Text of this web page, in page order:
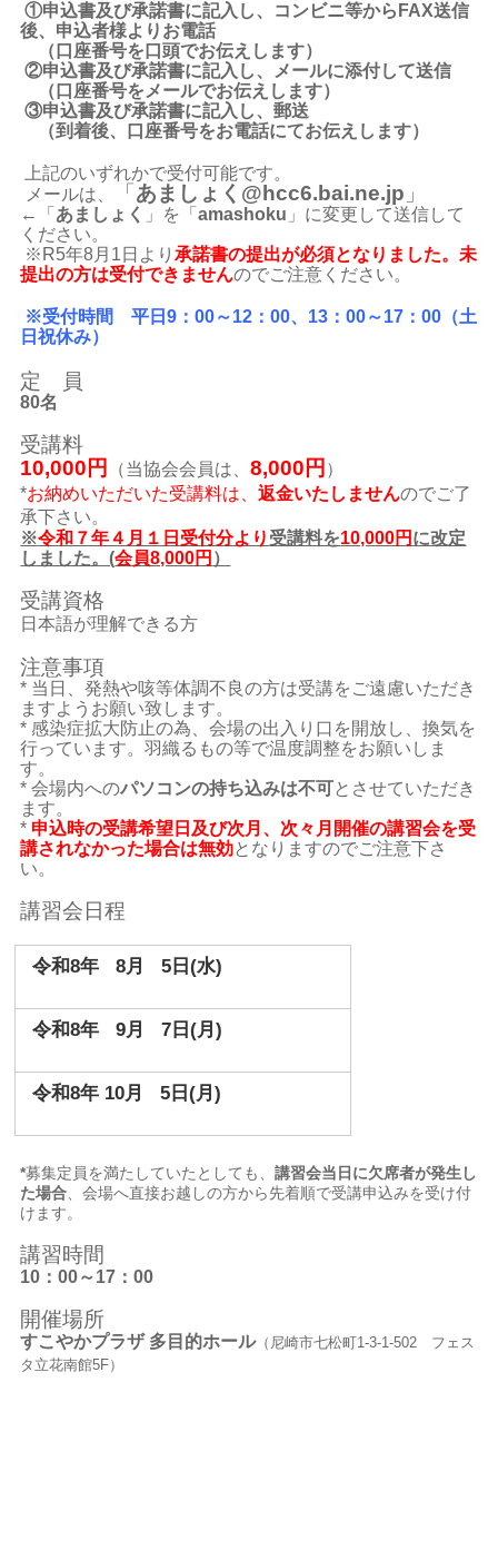
①申込書及び承諾書に記入し、コンビニ等からFAX送信
後、申込者様よりお電話
（口座番号を口頭でお伝えします）
②申込書及び承諾書に記入し、メールに添付して送信
（口座番号をメールでお伝えします）
③申込書及び承諾書に記入し、郵送
（到着後、口座番号をお電話にてお伝えします）
上記のいずれかで受付可能です。
メールは、
「 あましょく@hcc6.bai.ne.jp 」
← 「 あましょく 」を「amashoku 」に変更して送信して
ください。
※R5年8月1日より承諾書の提出が必須となりました。未
提出の方は受付できませんのでご注意ください。
※受付時間 平日9：00～12：00、13：00～17：00（土
日祝休み）
定 員
80名
受講料
10,000円
（当協会会員は、8,000円 ）
*お納めいただいた受講料は、返金いたしませんのでご了
承下さい。
※令和７年４月１日受付分より 受講料を10,000円 に改定
しました。(会員8,000円 ）
受講資格
日本語が理解できる方
注意事項
* 当日、発熱や咳等体調不良の方は受講をご遠慮いただき
ますようお願い致します。
* 感染症拡大防止の為、会場の出入り口を開放し、換気を
行っています。羽織るもの等で温度調整をお願いしま
す。
* 会場内へのパソコンの持ち込みは不可とさせていただき
ます。
* 申込時の受講希望日及び次月、次々月開催の講習会を受
講されなかった場合は無効となりますのでご注意下さ
い。
講習会日程
令和8年 8月 5日(水)
令和8年 9月 7日(月)
令和8年 10月 5日(月)
*募集定員を満たしていたとしても、講習会当日に欠席者が発生し
た場合 、会場へ直接お越しの方から先着順で受講申込みを受け付
けます。
講習時間
10：00～17：00
開催場所
すこやかプラザ 多目的ホール（ 尼崎市七松町1-3-1-502 フェス
タ立花南館5F）